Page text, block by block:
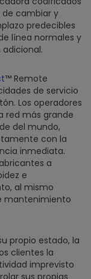
de cambiar y
predecibles
línea normales y
™ Remote
de servicio
Los operadores
red más grande
del mundo,
con la
inmediata.
a
e
al mismo
mantenimiento
propio estado, la
clientes la
imprevisto
sus propias